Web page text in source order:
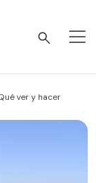
ver y hacer